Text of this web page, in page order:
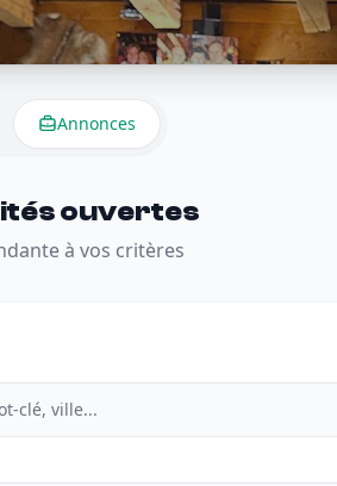
Annonces
ouvertes
à vos critères